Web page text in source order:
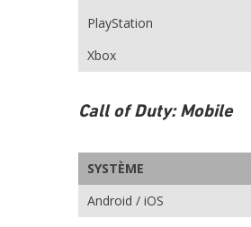
PlayStation
Xbox
Call of Duty: Mobile
SYSTÈME
Android / iOS